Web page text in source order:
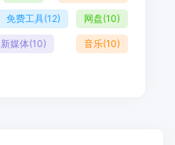
免费工具(12) 网盘(10)
新媒体(10) 音乐(10)